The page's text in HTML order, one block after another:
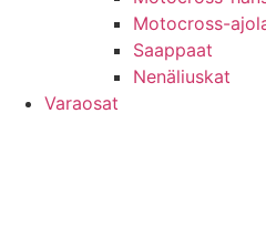
Motocross-
Saappaat
Nenäliuskat
Varaosat